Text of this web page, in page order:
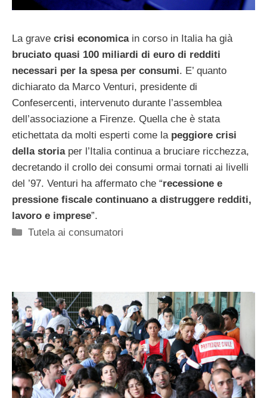
La grave crisi economica in corso in Italia ha già
bruciato quasi 100 miliardi di euro di redditi
necessari per la spesa per consumi. E’ quanto
dichiarato da Marco Venturi, presidente di
Confesercenti, intervenuto durante l’assemblea
dell’associazione a Firenze. Quella che è stata
etichettata da molti esperti come la peggiore crisi
della storia per l’Italia continua a bruciare ricchezza,
decretando il crollo dei consumi ormai tornati ai livelli
del ’97. Venturi ha affermato che “recessione e
pressione fiscale continuano a distruggere redditi,
lavoro e imprese”.
Categorie
Tutela ai consumatori